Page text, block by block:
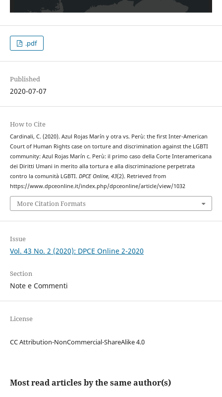
.pdf
Published
2020-07-07
How to Cite
Cardinali, C. (2020). Azul Rojas Marín y otra vs. Perù: the first Inter-American
Court of Human Rights case on torture and discrimination against the LGBTI
community: Azul Rojas Marín c. Perù: il primo caso della Corte Interamericana
dei Diritti Umani in merito alla tortura e alla discriminazione perpetrata
contro la comunità LGBTI. DPCE Online, 43(2). Retrieved from
https://www.dpceonline.it/index.php/dpceonline/article/view/1032
More Citation Formats
Issue
Vol. 43 No. 2 (2020): DPCE Online 2-2020
Section
Note e Commenti
License
CC Attribution-NonCommercial-ShareAlike 4.0
Most read articles by the same author(s)